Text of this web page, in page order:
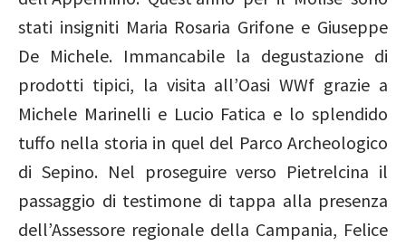
stati insigniti Maria Rosaria Grifone e Giuseppe
De Michele. Immancabile la degustazione di
prodotti tipici, la visita all’Oasi WWf grazie a
Michele Marinelli e Lucio Fatica e lo splendido
tuffo nella storia in quel del Parco Archeologico
di Sepino. Nel proseguire verso Pietrelcina il
passaggio di testimone di tappa alla presenza
dell’Assessore regionale della Campania, Felice